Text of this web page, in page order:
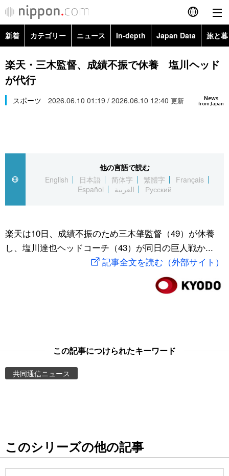
English
简体字
Русский
カテゴリー
経済・ビジネス
国際
文化
トップ
アーカイブ
In-depth
Japan Data
動画/Live
お知らせ
新着 カテゴリー ニュース In-depth Japan Data 旅と
政治・外交
経済・ビジネス
スポーツ・東京2020
Topics
楽天・三木監督、成績不振で休養 塩川ヘッド
が代行
News
from Japan
スポーツ 2026.06.10 01:19 / 2026.06.10 12:40 更新
他の言語で読む
English
日本語 简体字 繁體字
Français
Español
العربية Русский
楽天は10日、成績不振のため三木肇監督（49）が休養
し、塩川達也ヘッドコーチ（43）が同日の巨人戦か...
記事全文を読む（外部サイト）
この記事につけられたキーワード
共同通信ニュース
このシリーズの他の記事